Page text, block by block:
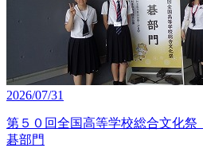
2026/07/31
第５０回全国高等学校総合文化祭
碁部門